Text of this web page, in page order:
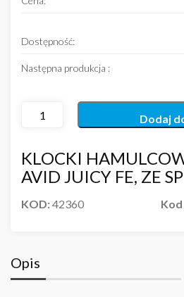
KLOCKI
AVID JUICY FE, ZE
KOD:42360 Kod
Dostępność:
Następna produkcja :
Dodaj
Opis